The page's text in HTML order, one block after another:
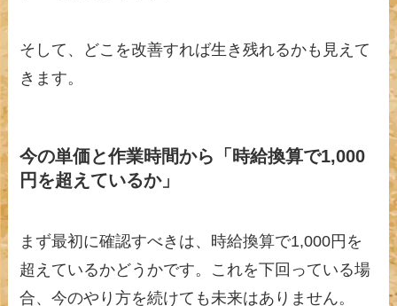
そして、どこを改善すれば生き残れるかも見えて
きます。
今の単価と作業時間から「時給換算で1,000
円を超えているか」
まず最初に確認すべきは、時給換算で1,000円を
超えているかどうかです。これを下回っている場
合、今のやり方を続けても未来はありません。